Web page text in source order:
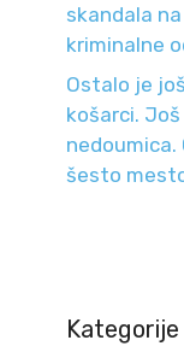
skandala
kriminalne
Ostalo je
košarci.
nedoumica.
šesto
Kategorije